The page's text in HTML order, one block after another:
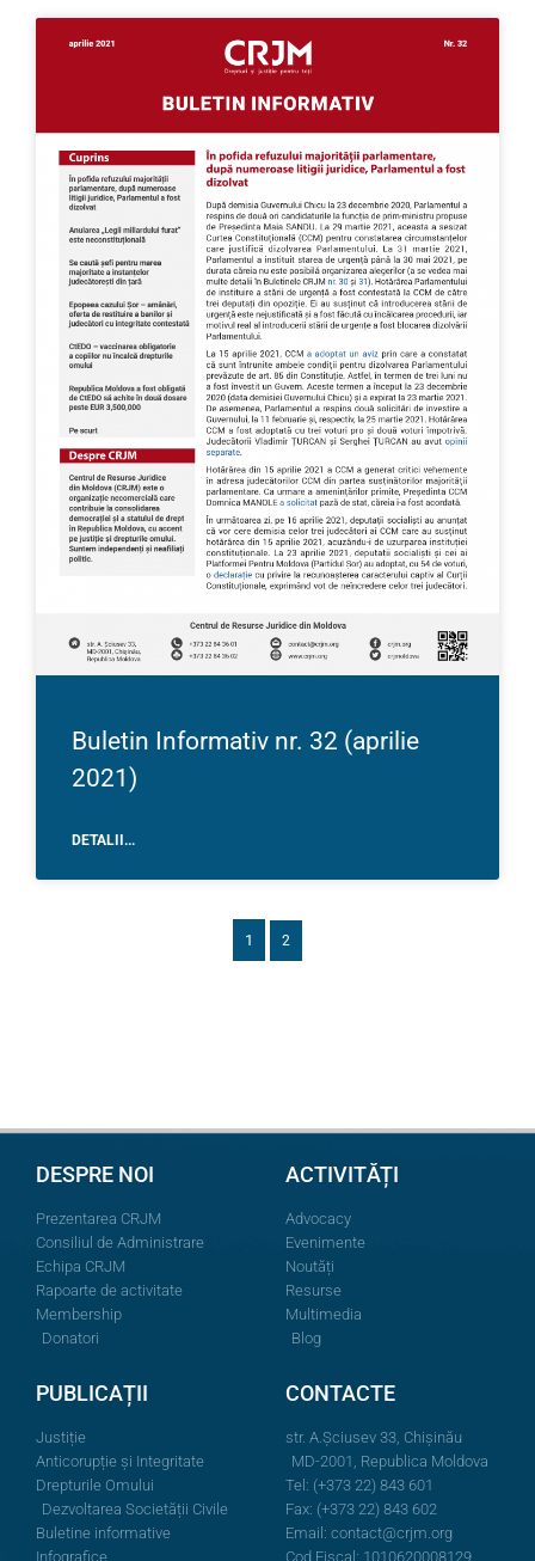
Buletin Informativ nr. 32 (aprilie
2021)
DETALII...
1 2
DESPRE NOI
Prezentarea CRJM
Consiliul de Administrare
Echipa CRJM
Rapoarte de activitate
Membership
Donatori
ACTIVITĂȚI
Advocacy
Evenimente
Noutăți
Resurse
Multimedia
Blog
PUBLICAȚII
Justiție
Anticorupție și Integritate
Drepturile Omului
Dezvoltarea Societății Civile
Buletine informative
Infografice
CONTACTE
str. A.Şciusev 33, Chișinău
MD-2001, Republica Moldova
Tel: (+373 22) 843 601
Fax: (+373 22) 843 602
Email: contact@crjm.org
Cod Fiscal: 1010620008129